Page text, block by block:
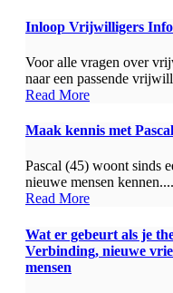
Inloop Vrijwilligers
Voor alle vragen over
naar een passende
Read More
Maak kennis met
Pascal (45) woont sinds
nieuwe mensen kennen....
Read More
Wat er gebeurt als je
Verbinding, nieuwe
mensen